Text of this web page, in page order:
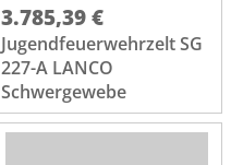
3.785,39 €
Jugendfeuerwehrzelt SG
227-A LANCO
Schwergewebe